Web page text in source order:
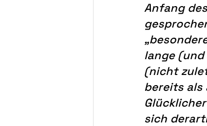
Anfang
lange (und
(nicht
bereits als
sich